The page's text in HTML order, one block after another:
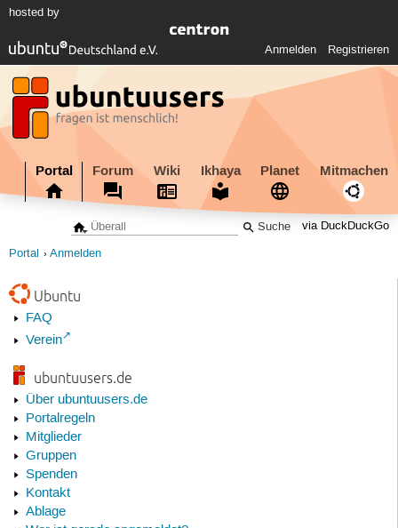
hosted by
Anmelden Registrieren
Portal Forum Wiki Ikhaya Planet Mitmachen
via DuckDuckGo
Portal Anmelden
Ubuntu
FAQ
Verein
ubuntuusers.de
Über ubuntuusers.de
Portalregeln
Mitglieder
Gruppen
Spenden
Kontakt
Ablage